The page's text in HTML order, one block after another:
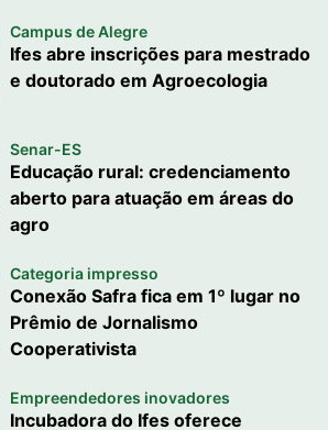
Campus de Alegre
Ifes abre inscrições para mestrado
e doutorado em Agroecologia
Senar-ES
Educação rural: credenciamento
aberto para atuação em áreas do
agro
Categoria impresso
Conexão Safra fica em 1º lugar no
Prêmio de Jornalismo
Cooperativista
Empreendedores inovadores
Incubadora do Ifes oferece